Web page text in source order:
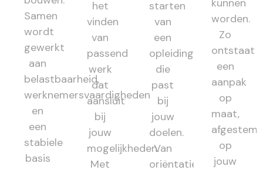
Samen
wordt
gewerkt
aan
belastbaarheid,
werknemersvaardigheden
en
een
stabiele
basis
het
vinden
van
passend
werk
dat
aansluit
bij
jouw
mogelijkheden.
Met
starten
van
een
opleiding
die
past
bij
jouw
doelen.
Van
oriëntatie
kunnen
worden.
Zo
ontstaat
een
aanpak
op
maat,
op
jouw